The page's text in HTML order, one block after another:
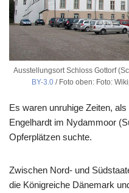
Ausstellungsort Schloss Gottorf
BY-3.0 / Foto oben: Foto:
Es waren unruhige Zeiten,
Engelhardt im Nydammoor
Opferplätzen suchte.
Zwischen Nord- und
die Königreiche Dänemark